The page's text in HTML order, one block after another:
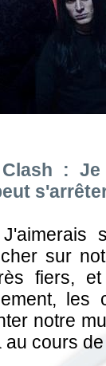
Clash :
sur
fiers,
notre
cours